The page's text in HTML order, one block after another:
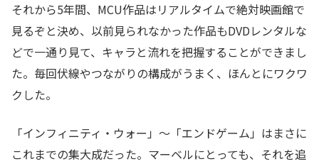
それから5年間、MCU作品はリアルタイムで絶対映画館で
見るぞと決め、以前見られなかった作品もDVDレンタルな
どで一通り見て、キャラと流れを把握することができまし
た。毎回伏線やつながりの構成がうまく、ほんとにワクワ
クした。
「インフィニティ・ウォー」～「エンドゲーム」はまさに
これまでの集大成だった。マーベルにとっても、それを追